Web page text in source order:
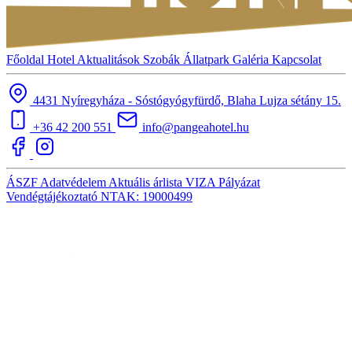
Főoldal Hotel Aktualitások Szobák Állatpark Galéria Kapcsolat
4431 Nyíregyháza - Sóstógyógyfürdő, Blaha Lujza sétány 15.
+36 42 200 551
info@pangeahotel.hu
ÁSZF Adatvédelem Aktuális árlista VIZA Pályázat
Vendégtájékoztató NTAK: 19000499